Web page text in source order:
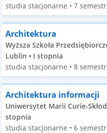
studia stacjonarne • 7
Architektura
Wyższa Szkoła
Lublin • I stopnia
studia stacjonarne • 8
Architektura informacji
Uniwersytet Marii Curie-
stopnia
studia stacjonarne • 6